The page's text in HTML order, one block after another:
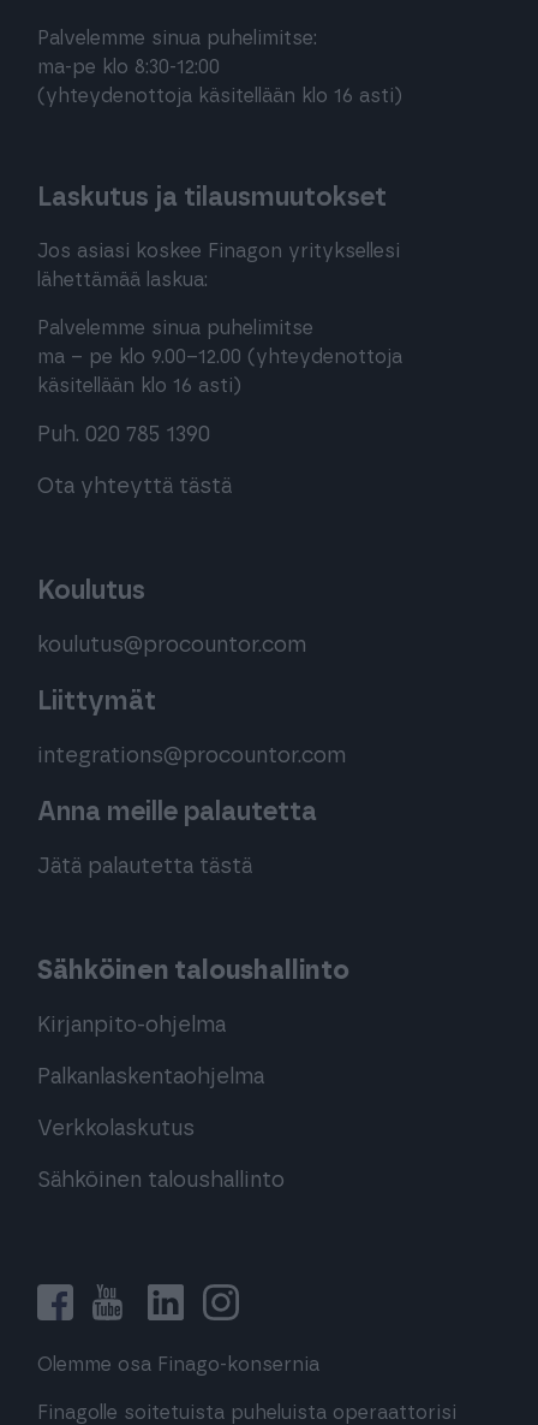
Palvelemme sinua puhelimitse:
ma-pe klo 8:30-12:00
(yhteydenottoja käsitellään klo 16 asti)
Laskutus ja tilausmuutokset
Jos asiasi koskee Finagon yrityksellesi
lähettämää laskua:
Palvelemme sinua puhelimitse
ma – pe klo 9.00–12.00 (yhteydenottoja
käsitellään klo 16 asti)
Puh. 020 785 1390
Ota yhteyttä tästä
Koulutus
koulutus@procountor.com
Liittymät
integrations@procountor.com
Anna meille palautetta
Jätä palautetta tästä
Sähköinen taloushallinto
Kirjanpito-ohjelma
Palkanlaskentaohjelma
Verkkolaskutus
Sähköinen taloushallinto
Olemme osa Finago-konsernia
Finagolle soitetuista puheluista operaattorisi